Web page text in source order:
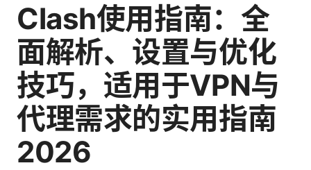
Clash使用指南：全
面解析、设置与优化
技巧，适用于VPN与
代理需求的实用指南
2026